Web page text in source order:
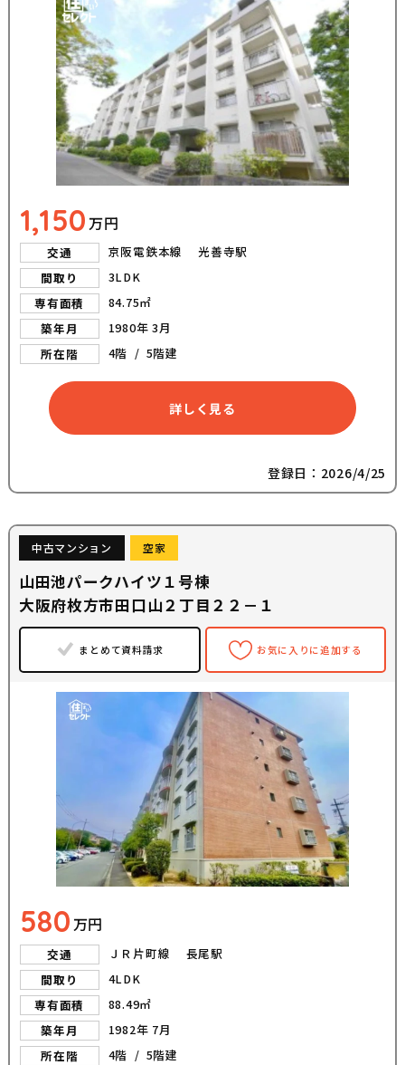
1,150万円
交通
京阪電鉄本線 光善寺駅
間取り
3LDK
専有面積
84.75㎡
築年月
1980年 3月
所在階
4階 / 5階建
詳しく見る
登録日：2026/4/25
中古マンション 空家
山田池パークハイツ１号棟
大阪府枚方市田口山２丁目２２－１
まとめて資料請求 お気に入りに追加する
580万円
交通
ＪＲ片町線 長尾駅
間取り
4LDK
専有面積
88.49㎡
築年月
1982年 7月
所在階
4階 / 5階建